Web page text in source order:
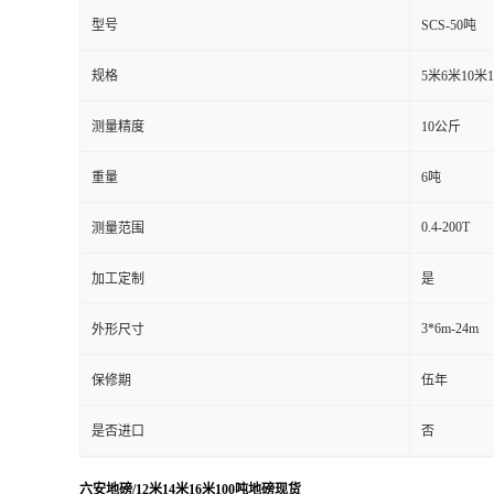
型号 SCS-50吨
规格 5米6米10米
测量精度 10公斤
重量 6吨
测量范围 0.4-200T
加工定制 是
外形尺寸 3*6m-24m
保修期 伍年
是否进口 否
六安地磅/12米14米16米100吨地磅现货